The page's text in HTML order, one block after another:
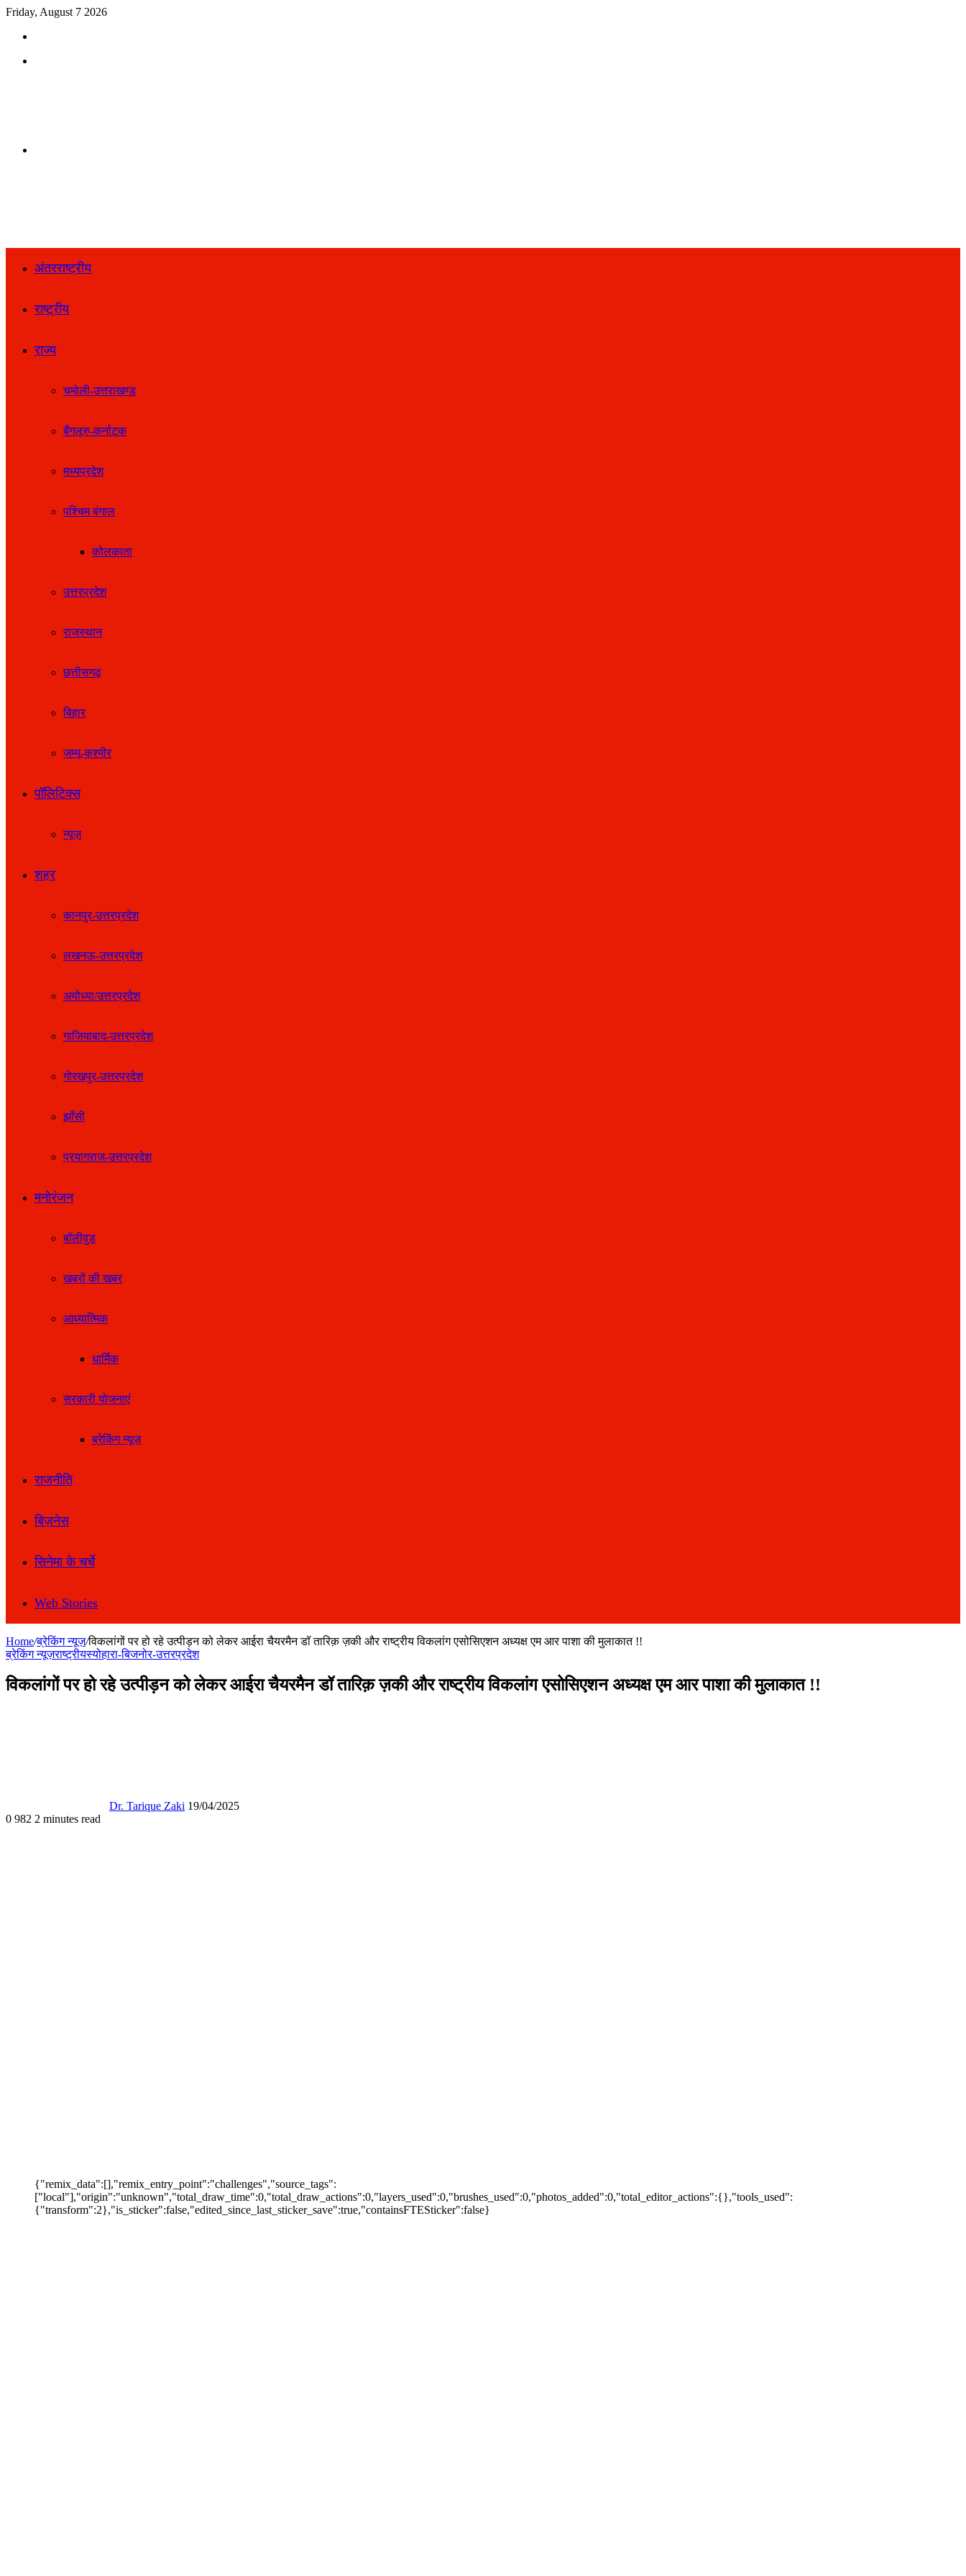
Friday, August 7 2026
अंतरराष्ट्रीय
राष्ट्रीय
राज्य
चमोली-उत्तराखण्ड
बैंगलूरु-कर्नाटक
मध्यप्रदेश
पश्चिम बंगाल
कोलकाता
उत्तरप्रदेश
राजस्थान
छत्तीसगढ़
बिहार
जम्मू-कश्मीर
पॉलिटिक्स
न्यूज़
शहर
कानपुर-उत्तरप्रदेश
लखनऊ-उत्तरप्रदेश
अयोध्या/उत्तरप्रदेश
गाजियाबाद-उत्तरप्रदेश
गोरखपुर-उत्तरप्रदेश
झाँसी
प्रयागराज-उत्तरप्रदेश
मनोरंजन
बॉलीवुड
खबरों की खबर
आध्यात्मिक
धार्मिक
सरकारी योजनाएं
ब्रेकिंग न्यूज़
राजनीति
बिज़नेस
सिनेमा के चर्चे
Web Stories
Home/ब्रेकिंग न्यूज़/विकलांगों पर हो रहे उत्पीड़न को लेकर आईरा चैयरमैन डॉ तारिक़ ज़की और राष्ट्रीय विकलांग एसोसिएशन अध्यक्ष एम आर पाशा की मुलाकात !!
ब्रेकिंग न्यूज़राष्ट्रीयस्योहारा-बिजनोर-उत्तरप्रदेश
विकलांगों पर हो रहे उत्पीड़न को लेकर आईरा चैयरमैन डॉ तारिक़ ज़की और राष्ट्रीय विकलांग एसोसिएशन अध्यक्ष एम आर पाशा की मुलाकात !!
Dr. Tarique Zaki 19/04/2025
0 982 2 minutes read
{"remix_data":[],"remix_entry_point":"challenges","source_tags":
["local"],"origin":"unknown","total_draw_time":0,"total_draw_actions":0,"layers_used":0,"brushes_used":0,"photos_added":0,"total_editor_actions":{},"tools_used":
{"transform":2},"is_sticker":false,"edited_since_last_sticker_save":true,"containsFTESticker":false}